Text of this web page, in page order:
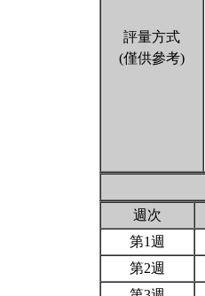
評量方式
(僅供參考)
週次
第1週
第2週